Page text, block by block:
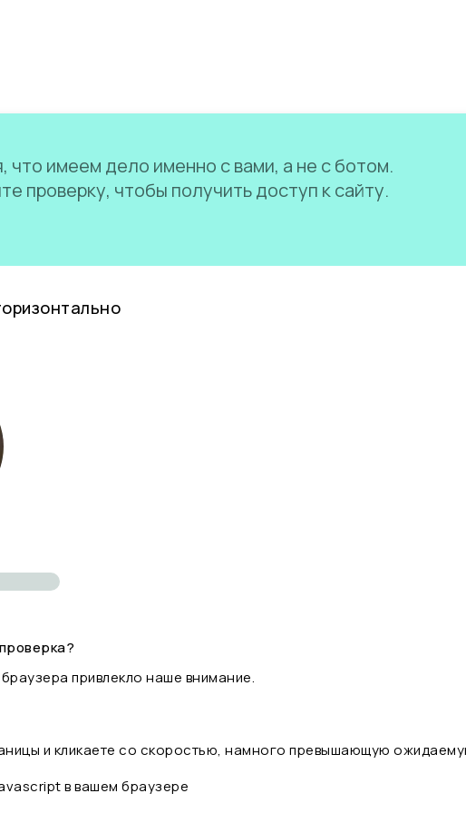
что имеем дело именно с вами, а не с ботом.
проверку, чтобы получить доступ к сайту.
привлекло наше внимание.
и кликаете со скоростью, намного превышающую
в вашем браузере